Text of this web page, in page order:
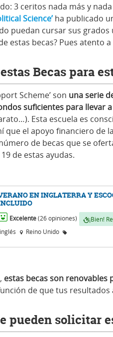
3 ceritos nada más y
Science’ ha publicado
puedan cursar sus
estas becas? Pues atento
Becas para
Scheme’ son una serie
suficientes para llevar
Esta escuela es
que el apoyo financiero de
de becas que se
de estas ayudas.
EN INGLATERRA Y
Excelente(26 opiniones)
¡Bien!
inglés
Reino Unido
estas becas son renovables
de que tus
pueden solicitar